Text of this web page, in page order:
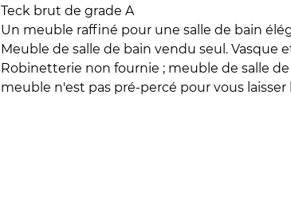
Teck brut de grade A
Un meuble raffiné pour une salle de bain
Meuble de salle de bain vendu seul. Vasque
Robinetterie non fournie ; meuble de salle
meuble n'est pas pré-percé pour vous laisser